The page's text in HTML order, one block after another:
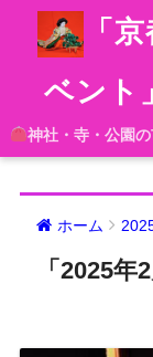
「
ベント
神社・寺・公園
ホーム
「2025